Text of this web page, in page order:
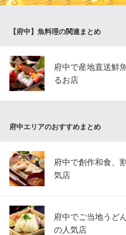
京王本線府中駅南口 徒歩3分
【府中】魚料理の関連まとめ
府中で産地直送鮮
るお店
府中エリアのおすすめまとめ
府中で創作和食、
気店
府中でご当地うど
の人気店